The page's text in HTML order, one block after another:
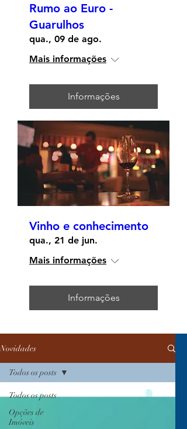
Rumo ao Euro -
Guarulhos
qua., 09 de ago.
Mais informações
Informações
Vinho e conhecimento
qua., 21 de jun.
Mais informações
Informações
Novidades
Todos os posts
Opções de
Imóveis
Todos os posts